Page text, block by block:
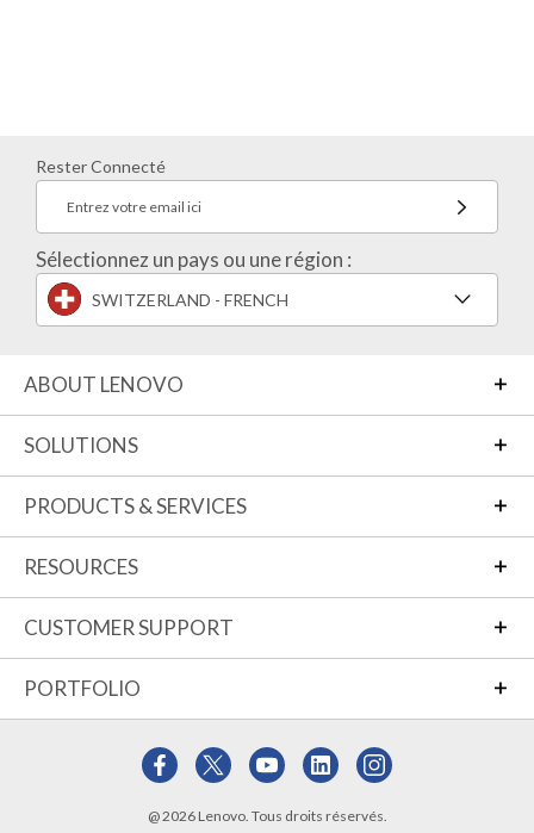
Rester Connecté
Entrez votre email ici
Sélectionnez un pays ou une région :
SWITZERLAND - FRENCH
ABOUT LENOVO
SOLUTIONS
PRODUCTS & SERVICES
RESOURCES
CUSTOMER SUPPORT
PORTFOLIO
@ 2026 Lenovo. Tous droits réservés.